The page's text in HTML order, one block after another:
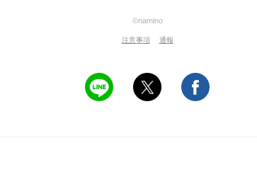
©namino
注意事項 通報